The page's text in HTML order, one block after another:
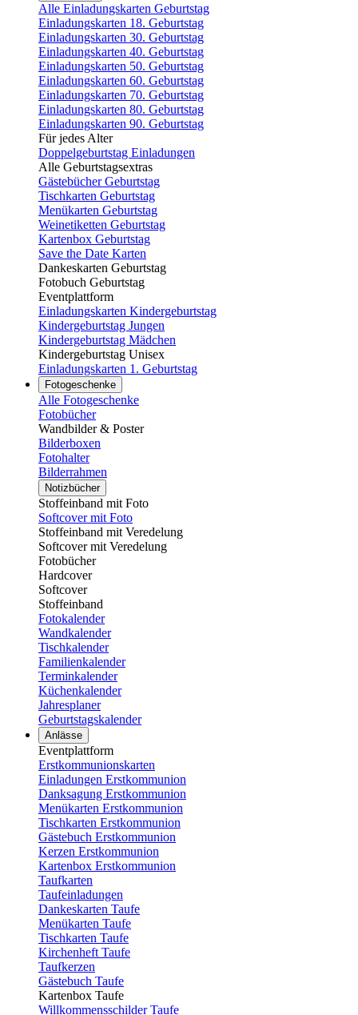
Alle Einladungskarten Geburtstag
Einladungskarten 18. Geburtstag
Einladungskarten 30. Geburtstag
Einladungskarten 40. Geburtstag
Einladungskarten 50. Geburtstag
Einladungskarten 60. Geburtstag
Einladungskarten 70. Geburtstag
Einladungskarten 80. Geburtstag
Einladungskarten 90. Geburtstag
Für jedes Alter
Doppelgeburtstag Einladungen
Alle Geburtstagsextras
Gästebücher Geburtstag
Tischkarten Geburtstag
Menükarten Geburtstag
Weinetiketten Geburtstag
Kartenbox Geburtstag
Save the Date Karten
Dankeskarten Geburtstag
Fotobuch Geburtstag
Eventplattform
Einladungskarten Kindergeburtstag
Kindergeburtstag Jungen
Kindergeburtstag Mädchen
Kindergeburtstag Unisex
Einladungskarten 1. Geburtstag
Fotogeschenke
Alle Fotogeschenke
Fotobücher
Wandbilder & Poster
Bilderboxen
Fotohalter
Bilderrahmen
Notizbücher
Stoffeinband mit Foto
Softcover mit Foto
Stoffeinband mit Veredelung
Softcover mit Veredelung
Fotobücher
Hardcover
Softcover
Stoffeinband
Fotokalender
Wandkalender
Tischkalender
Familienkalender
Terminkalender
Küchenkalender
Jahresplaner
Geburtstagskalender
Anlässe
Eventplattform
Erstkommunionskarten
Einladungen Erstkommunion
Danksagung Erstkommunion
Menükarten Erstkommunion
Tischkarten Erstkommunion
Gästebuch Erstkommunion
Kerzen Erstkommunion
Kartenbox Erstkommunion
Taufkarten
Taufeinladungen
Dankeskarten Taufe
Menükarten Taufe
Tischkarten Taufe
Kirchenheft Taufe
Taufkerzen
Gästebuch Taufe
Kartenbox Taufe
Willkommensschilder Taufe